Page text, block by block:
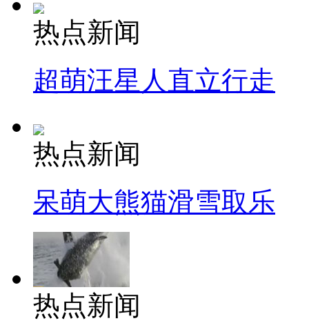
热点新闻
超萌汪星人直立行走
热点新闻
呆萌大熊猫滑雪取乐
热点新闻